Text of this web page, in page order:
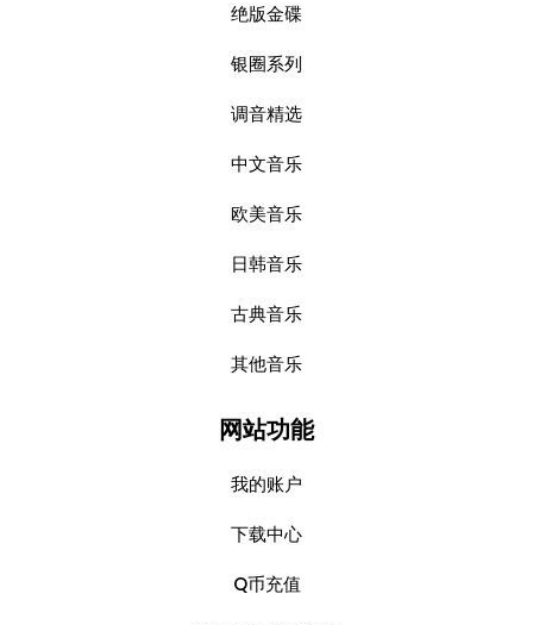
绝版金碟
银圈系列
调音精选
中文音乐
欧美音乐
日韩音乐
古典音乐
其他音乐
网站功能
我的账户
下载中心
Q币充值